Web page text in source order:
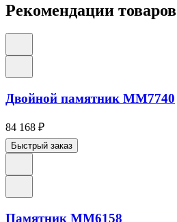
Рекомендации товаров
Двойной памятник ММ7740
84 168 ₽
Быстрый заказ
Памятник ММ6158